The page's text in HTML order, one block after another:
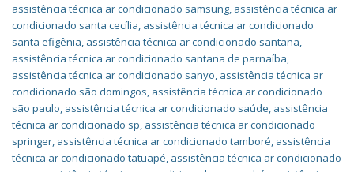
assistência técnica ar condicionado samsung, assistência técnica ar
condicionado santa cecília, assistência técnica ar condicionado
santa efigênia, assistência técnica ar condicionado santana,
assistência técnica ar condicionado santana de parnaíba,
assistência técnica ar condicionado sanyo, assistência técnica ar
condicionado são domingos, assistência técnica ar condicionado
são paulo, assistência técnica ar condicionado saúde, assistência
técnica ar condicionado sp, assistência técnica ar condicionado
springer, assistência técnica ar condicionado tamboré, assistência
técnica ar condicionado tatuapé, assistência técnica ar condicionado